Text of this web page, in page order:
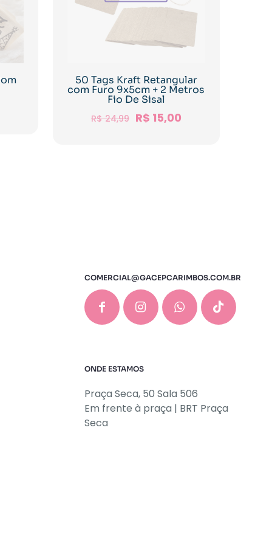
50 Tags Kraft Retangular
com Furo 9x5cm + 2 Metros
Fio De Sisal
R$24,99 R$ 15,00
COMERCIAL@GACEPCARIMBOS.COM.BR
ONDE ESTAMOS
Praça Seca, 50 Sala 506
Em frente à praça | BRT Praça
Seca